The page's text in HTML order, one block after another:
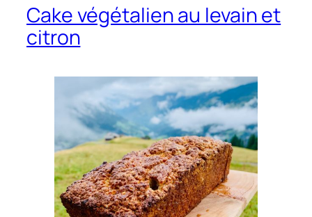
Cake végétalien au levain et
citron